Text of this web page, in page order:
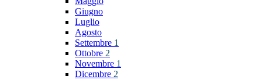
Giugno
Luglio
Agosto
Settembre 1
Ottobre 2
Novembre 1
Dicembre 2